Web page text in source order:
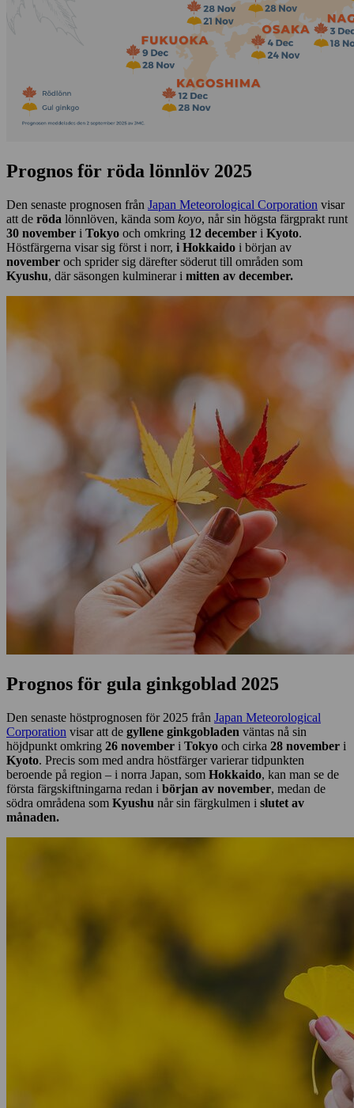
Prognos för röda lönnlöv 2025
Den senaste prognosen från Japan Meteorological Corporation visar
att de röda lönnlöven, kända som koyo, når sin högsta färgprakt runt
30 november i Tokyo och omkring 12 december i Kyoto.
Höstfärgerna visar sig först i norr, i Hokkaido i början av
november och sprider sig därefter söderut till områden som
Kyushu, där säsongen kulminerar i mitten av december.
Prognos för gula ginkgoblad 2025
Den senaste höstprognosen för 2025 från Japan Meteorological
Corporation visar att de gyllene ginkgobladen väntas nå sin
höjdpunkt omkring 26 november i Tokyo och cirka 28 november i
Kyoto. Precis som med andra höstfärger varierar tidpunkten
beroende på region – i norra Japan, som Hokkaido, kan man se de
första färgskiftningarna redan i början av november, medan de
södra områdena som Kyushu når sin färgkulmen i slutet av
månaden.